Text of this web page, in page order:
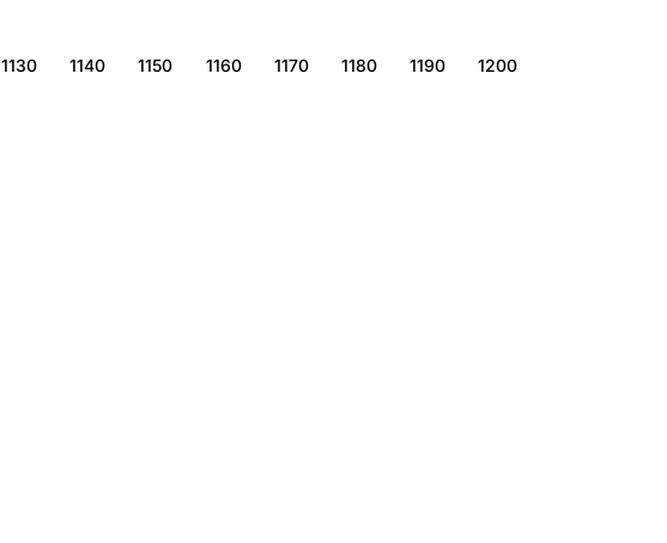
1130 1140 1150 1160 1170 1180 1190 1200